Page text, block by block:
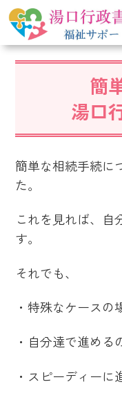
簡
湯口
簡単な相続手続に
た。
これを見れば、自
す。
それでも、
・特殊なケースの
・自分達で進める
・スピーディーに